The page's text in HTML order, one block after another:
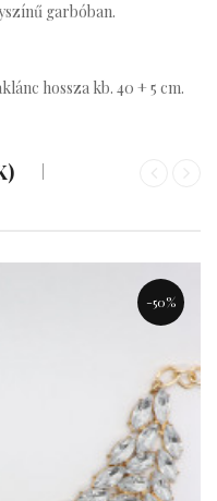
garbóban.
hossza kb. 40 + 5 cm.
-50%